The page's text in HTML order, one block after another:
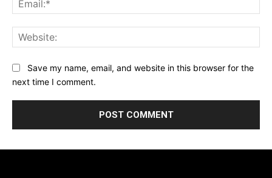
Save my name, email, and website in this browser for the
next time I comment.